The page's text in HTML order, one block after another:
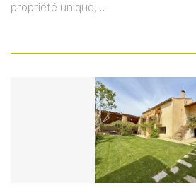
propriété unique,...